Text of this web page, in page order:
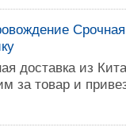
доставка из
за товар и